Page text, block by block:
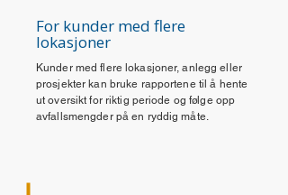
For kunder med flere
lokasjoner
Kunder med flere lokasjoner, anlegg eller
prosjekter kan bruke rapportene til å hente
ut oversikt for riktig periode og følge opp
avfallsmengder på en ryddig måte.